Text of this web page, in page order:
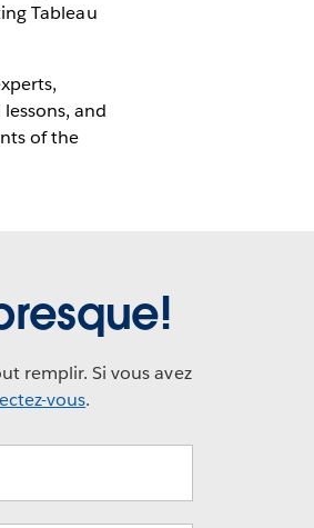
Tableau
and
of the
remplir. Si vous avez
vous.